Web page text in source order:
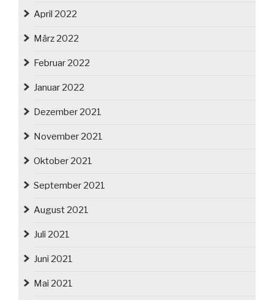
April 2022
März 2022
Februar 2022
Januar 2022
Dezember 2021
November 2021
Oktober 2021
September 2021
August 2021
Juli 2021
Juni 2021
Mai 2021